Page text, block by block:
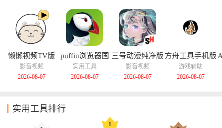
懒懒视频TV版
影音视频
2026-08-07
puffin浏览器国
际版
实用工具
2026-08-07
三号动漫纯净版
影音视频
2026-08-07
方舟工具手机版
游戏辅助
2026-08-07
实用工具排行